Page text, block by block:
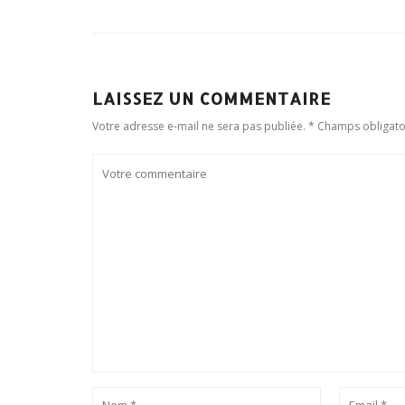
LAISSEZ UN COMMENTAIRE
Votre adresse e-mail ne sera pas publiée. * Champs